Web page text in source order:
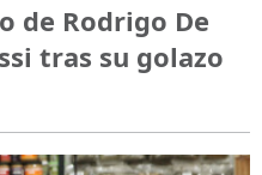
de Rodrigo De
tras su golazo